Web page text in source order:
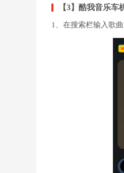
【3】酷我音乐
1、在搜索栏输入歌曲